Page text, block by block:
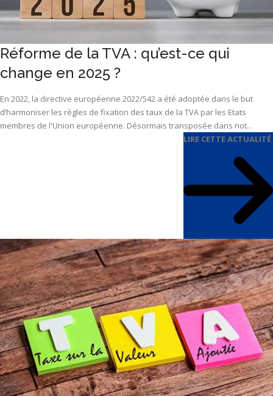
Réforme de la TVA : qu’est-ce qui
change en 2025 ?
En 2022, la directive européenne 2022/542 a été adoptée dans le but
d’harmoniser les règles de fixation des taux de la TVA par les Etats
membres de l'Union européenne. Désormais transposée dans not...
LIRE CETTE ACTUALITÉ